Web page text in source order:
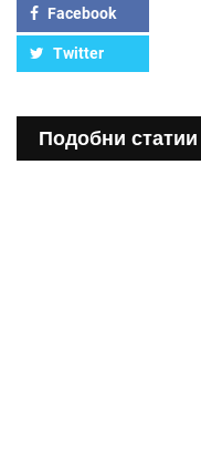
Facebook
Twitter
Подобни статии